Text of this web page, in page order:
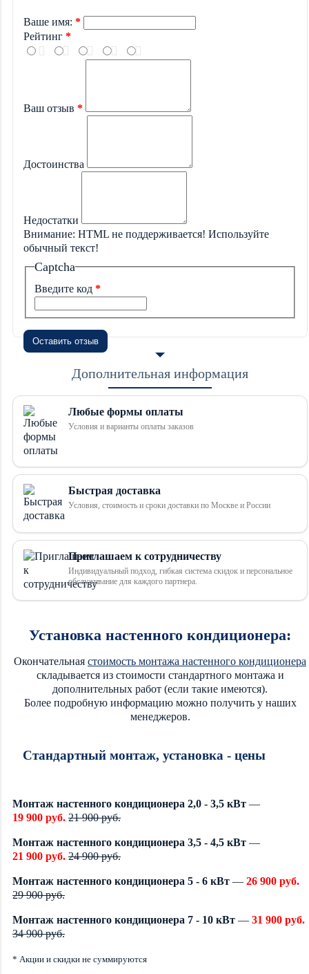
Ваше имя:
Рейтинг
Ваш отзыв
Достоинства
Недостатки
Внимание: HTML не поддерживается! Используйте
обычный текст!
Captcha
Введите код
Оставить отзыв
Дополнительная информация
Любые формы оплаты
Условия и варианты оплаты заказов
Быстрая доставка
Условия, стоимость и сроки доставки по Москве и России
Приглашаем к сотрудничеству
Индивидуальный подход, гибкая система скидок и персональное
обслуживание для каждого партнера.
Установка настенного кондиционера:
Окончательная стоимость монтажа настенного кондиционера
складывается из стоимости стандартного монтажа и
дополнительных работ (если такие имеются).
Более подробную информацию можно получить у наших
менеджеров.
Стандартный монтаж, установка - цены
Монтаж настенного кондиционера 2,0 - 3,5 кВт —
19 900 руб. 21 900 руб.
Монтаж настенного кондиционера 3,5 - 4,5 кВт —
21 900 руб. 24 900 руб.
Монтаж настенного кондиционера 5 - 6 кВт — 26 900 руб.
29 900 руб.
Монтаж настенного кондиционера 7 - 10 кВт — 31 900 руб.
34 900 руб.
* Акции и скидки не суммируются